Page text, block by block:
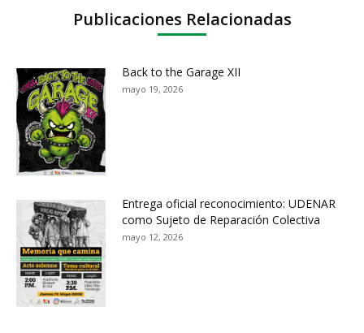
Publicaciones Relacionadas
Back to the Garage XII
mayo 19, 2026
Entrega oficial reconocimiento: UDENAR
como Sujeto de Reparación Colectiva
mayo 12, 2026